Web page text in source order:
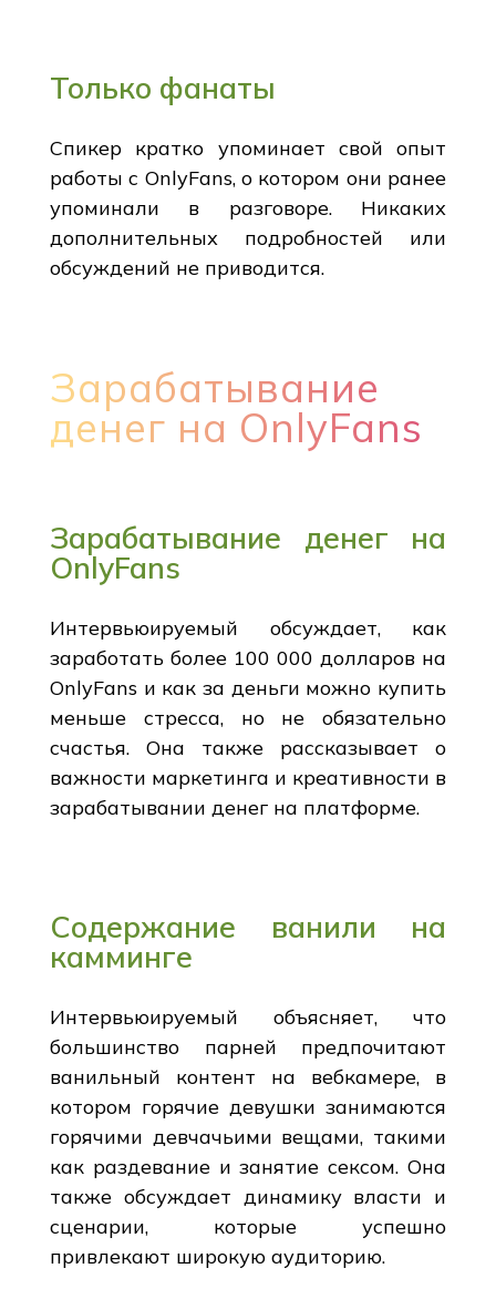
Только фанаты
Спикер кратко упоминает свой опыт
работы с OnlyFans, о котором они ранее
упоминали в разговоре. Никаких
дополнительных подробностей или
обсуждений не приводится.
Зарабатывание
денег на OnlyFans
Зарабатывание денег на
OnlyFans
Интервьюируемый обсуждает, как
заработать более 100 000 долларов на
OnlyFans и как за деньги можно купить
меньше стресса, но не обязательно
счастья. Она также рассказывает о
важности маркетинга и креативности в
зарабатывании денег на платформе.
Содержание ванили на
камминге
Интервьюируемый объясняет, что
большинство парней предпочитают
ванильный контент на вебкамере, в
котором горячие девушки занимаются
горячими девчачьими вещами, такими
как раздевание и занятие сексом. Она
также обсуждает динамику власти и
сценарии, которые успешно
привлекают широкую аудиторию.